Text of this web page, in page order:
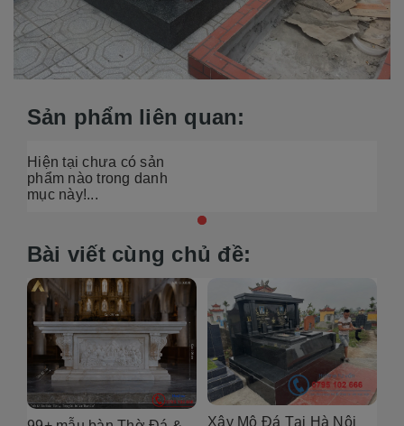
Sản phẩm liên quan:
Hiện tại chưa có sản
phẩm nào trong danh
mục này!...
Bài viết cùng chủ đề:
Xây Mộ Đá Tại Hà Nội